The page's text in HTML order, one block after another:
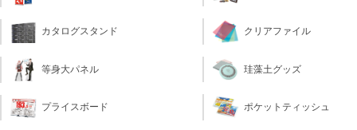
カタログスタンド
等身大パネル
プライスボード
クリアファイル
珪藻土グッズ
ポケットティッシュ